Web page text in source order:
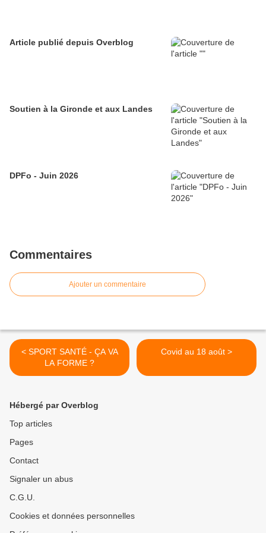
Article publié depuis Overblog
Soutien à la Gironde et aux Landes
DPFo - Juin 2026
Commentaires
Ajouter un commentaire
< SPORT SANTÉ - ÇA VA
LA FORME ?
Covid au 18 août >
Hébergé par Overblog
Top articles
Pages
Contact
Signaler un abus
C.G.U.
Cookies et données personnelles